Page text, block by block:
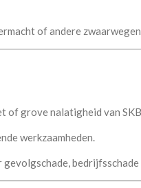
of andere
of grove nalatigheid van
werkzaamheden.
bedrijfsschade